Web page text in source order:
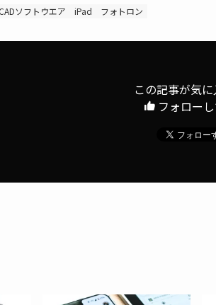
ソフトウエア iPad フォトロン
この記事が気
フォローし